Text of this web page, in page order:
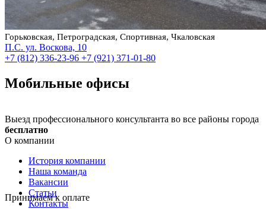
Горьковская, Петроградская, Спортивная, Чкаловская
П.С. ул. Воскова, 10
+7 (812) 336-23-96 +7 (921) 371-01-80
Мобильные офисы
Выезд профессионального консультанта во все районы города
бесплатно
О компании
История компании
Наша команда
Вакансии
Статьи
Контакты
Принимаем к оплате